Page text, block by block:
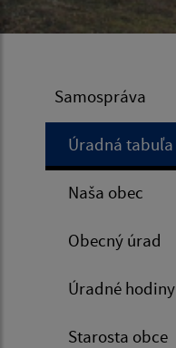
Samospráva
Úradná tabuľa
Naša obec
Obecný úrad
Úradné hodiny
Starosta obce